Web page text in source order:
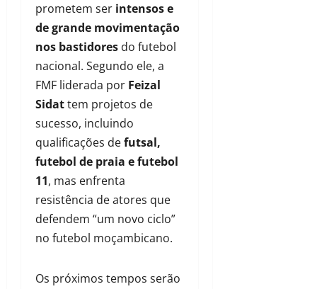
prometem ser intensos e
de grande movimentação
nos bastidores do futebol
nacional. Segundo ele, a
FMF liderada por Feizal
Sidattem projetos de
sucesso, incluindo
qualificações defutsal,
futebol de praia e futebol
11, mas enfrenta
resistência de atores que
defendem “um novo ciclo”
no futebol moçambicano.
Os próximos tempos serão